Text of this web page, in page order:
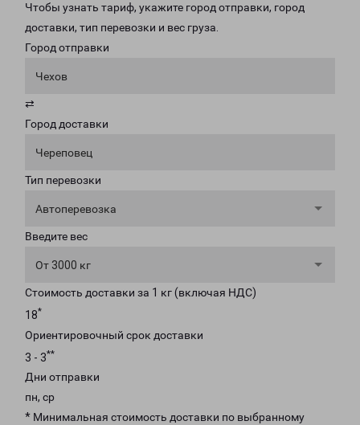
Чтобы узнать тариф, укажите город отправки, город
доставки, тип перевозки и вес груза.
Город отправки
Чехов
⇄
Город доставки
Череповец
Тип перевозки
Автоперевозка
Введите вес
От 3000 кг
Стоимость доставки за 1 кг (включая НДС)
18*
Ориентировочный срок доставки
3 - 3**
Дни отправки
пн, ср
* Минимальная стоимость доставки по выбранному